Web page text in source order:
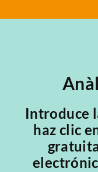
Introduce
haz clic